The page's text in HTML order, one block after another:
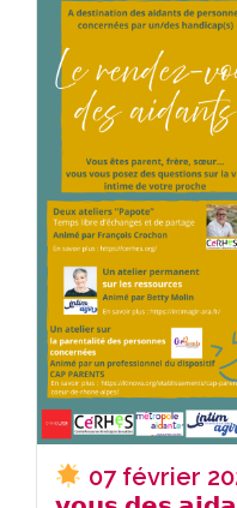
07 février